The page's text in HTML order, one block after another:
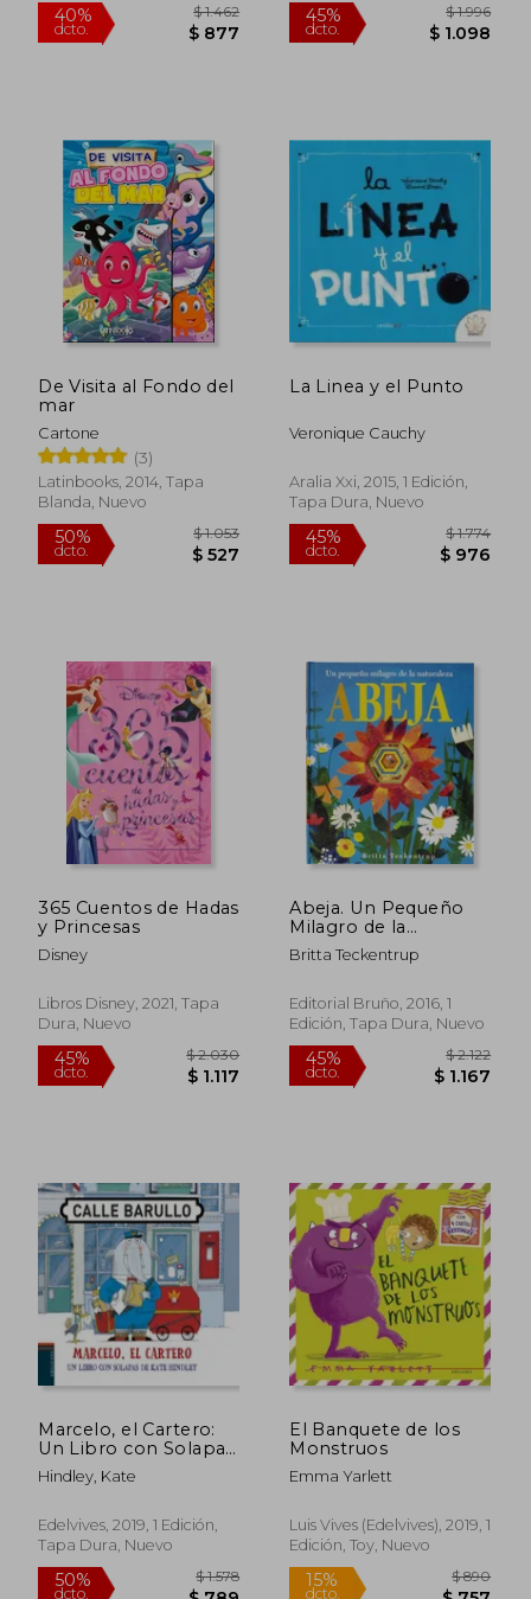
40%
dcto. $ 877
45%
dcto.
De Visita al Fondo del
mar
Cartone
(3)
Latinbooks, 2014, Tapa
Blanda, Nuevo
50%
dcto.
La Linea y el Punto
Veronique Cauchy
Aralia Xxi, 2015, 1 Edición,
Tapa Dura, Nuevo
45%
dcto.
365 Cuentos de Hadas
y Princesas
Disney
Libros Disney, 2021, Tapa
Dura, Nuevo
45%
Abeja. Un Pequeño
Milagro de la
Naturaleza
Britta Teckentrup
Editorial Bruño, 2016, 1
Edición, Tapa Dura, Nuevo
45%
Marcelo, el Cartero:
Un Libro con Solapas
de Kate Hindley
Hindley, Kate
Edelvives, 2019, 1 Edición,
Tapa Dura, Nuevo
El Banquete de los
Monstruos
Emma Yarlett
Luis Vives (Edelvives), 2019, 1
Edición, Toy, Nuevo